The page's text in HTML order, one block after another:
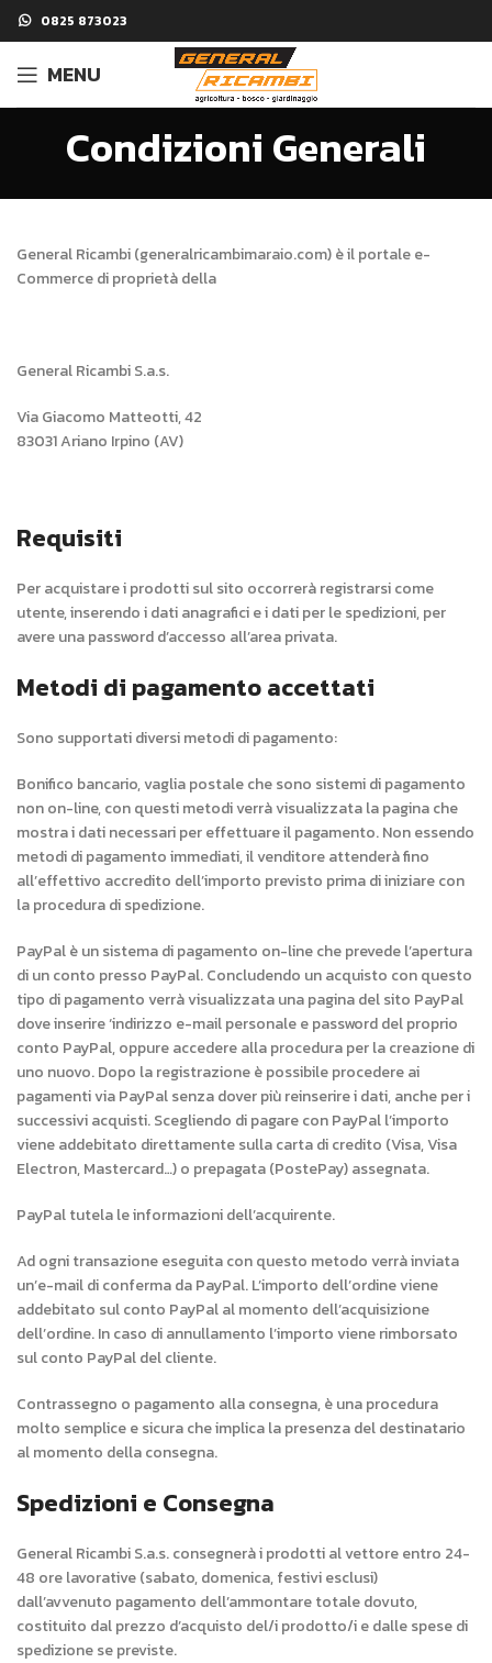
0825 873023
MENU
Condizioni Generali
General Ricambi (generalricambimaraio.com) è il portale e-
Commerce di proprietà della
General Ricambi S.a.s.
Via Giacomo Matteotti, 42
83031 Ariano Irpino (AV)
Requisiti
Per acquistare i prodotti sul sito occorrerà registrarsi come
utente, inserendo i dati anagrafici e i dati per le spedizioni, per
avere una password d’accesso all’area privata.
Metodi di pagamento accettati
Sono supportati diversi metodi di pagamento:
Bonifico bancario, vaglia postale che sono sistemi di pagamento
non on-line, con questi metodi verrà visualizzata la pagina che
mostra i dati necessari per effettuare il pagamento. Non essendo
metodi di pagamento immediati, il venditore attenderà fino
all’effettivo accredito dell’importo previsto prima di iniziare con
la procedura di spedizione.
PayPal è un sistema di pagamento on-line che prevede l’apertura
di un conto presso PayPal. Concludendo un acquisto con questo
tipo di pagamento verrà visualizzata una pagina del sito PayPal
dove inserire ‘indirizzo e-mail personale e password del proprio
conto PayPal, oppure accedere alla procedura per la creazione di
uno nuovo. Dopo la registrazione è possibile procedere ai
pagamenti via PayPal senza dover più reinserire i dati, anche per i
successivi acquisti. Scegliendo di pagare con PayPal l’importo
viene addebitato direttamente sulla carta di credito (Visa, Visa
Electron, Mastercard…) o prepagata (PostePay) assegnata.
PayPal tutela le informazioni dell’acquirente.
Ad ogni transazione eseguita con questo metodo verrà inviata
un’e-mail di conferma da PayPal. L’importo dell’ordine viene
addebitato sul conto PayPal al momento dell’acquisizione
dell’ordine. In caso di annullamento l’importo viene rimborsato
sul conto PayPal del cliente.
Contrassegno o pagamento alla consegna, è una procedura
molto semplice e sicura che implica la presenza del destinatario
al momento della consegna.
Spedizioni e Consegna
General Ricambi S.a.s. consegnerà i prodotti al vettore entro 24-
48 ore lavorative (sabato, domenica, festivi esclusi)
dall’avvenuto pagamento dell’ammontare totale dovuto,
costituito dal prezzo d’acquisto del/i prodotto/i e dalle spese di
spedizione se previste.